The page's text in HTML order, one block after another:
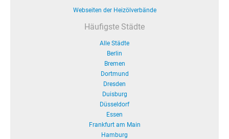
Webseiten der Heizölverbände
Häufigste Städte
Alle Städte
Berlin
Bremen
Dortmund
Dresden
Duisburg
Düsseldorf
Essen
Frankfurt am Main
Hamburg